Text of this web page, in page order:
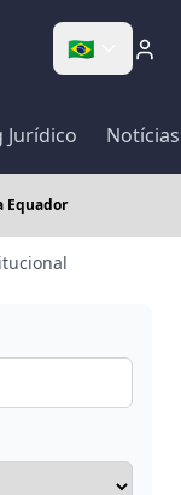
🇧🇷
Jurídico Notícias
Equador